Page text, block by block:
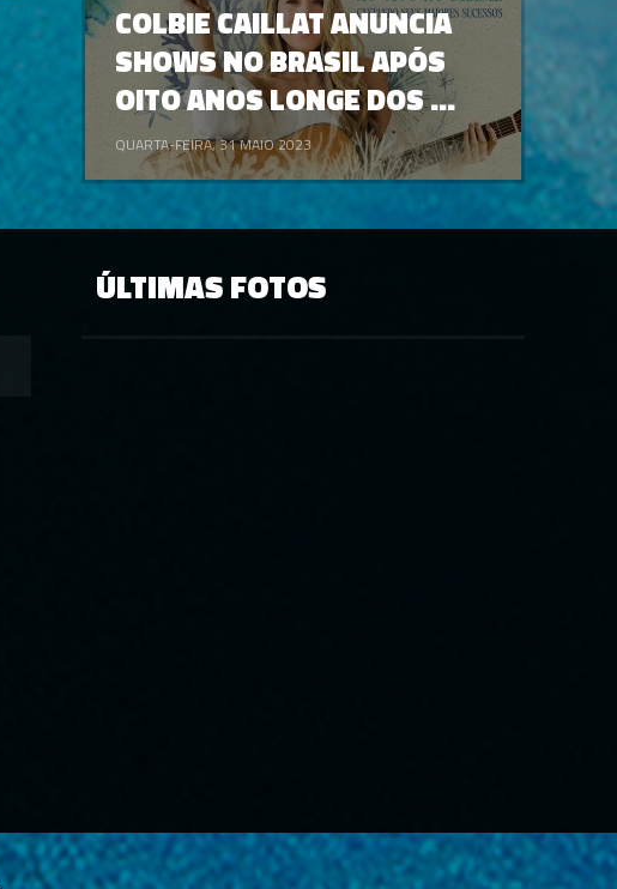
QUARTA-FEIRA, 31 MAIO 2023
COLBIE CAILLAT ANUNCIA
SHOWS NO BRASIL APÓS
OITO ANOS LONGE DOS ...
ÚLTIMAS FOTOS